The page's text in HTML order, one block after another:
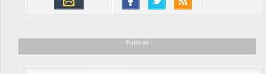
Publicité